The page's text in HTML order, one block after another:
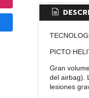
PICTO
Gran
del airbag).
lesiones